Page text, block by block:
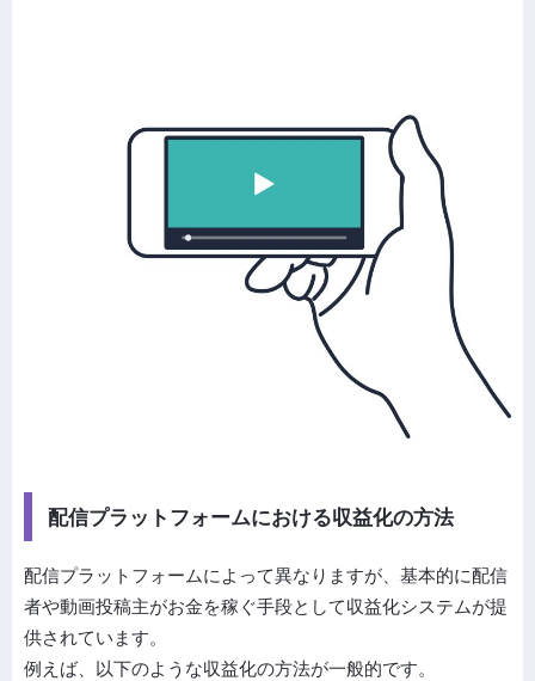
配信プラットフォームにおける収益化の方法
配信プラットフォームによって異なりますが、基本的に配信
者や動画投稿主がお金を稼ぐ手段として収益化システムが提
供されています。
例えば、以下のような収益化の方法が一般的です。